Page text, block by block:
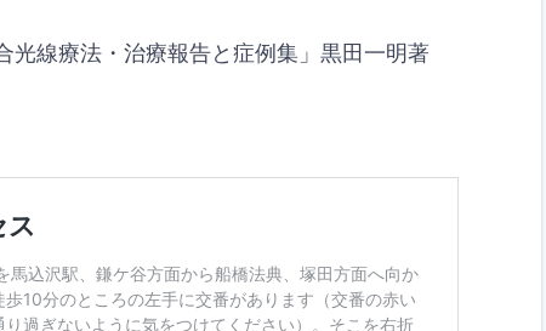
光線療法・治療報告と症例集」黒田一明著